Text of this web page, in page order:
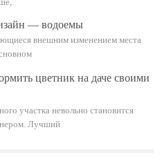
— водоемы
внешним изменением места
цветник на даче своими
участка невольно становится
Лучший